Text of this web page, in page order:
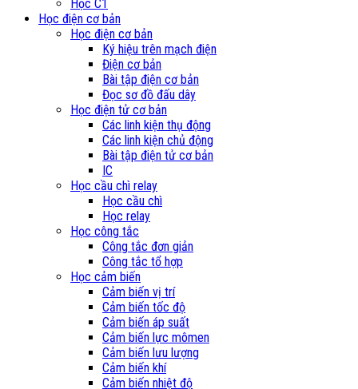
Học C1
Học điện cơ bản
Học điện cơ bản
Ký hiệu trên mạch điện
Điện cơ bản
Bài tập điện cơ bản
Đọc sơ đồ đấu dây
Học điện tử cơ bản
Các linh kiện thụ động
Các linh kiện chủ động
Bài tập điện tử cơ bản
IC
Học cầu chì relay
Học cầu chì
Học relay
Học công tắc
Công tắc đơn giản
Công tắc tổ hợp
Học cảm biến
Cảm biến vị trí
Cảm biến tốc độ
Cảm biến áp suất
Cảm biến lực mômen
Cảm biến lưu lượng
Cảm biến khí
Cảm biến nhiệt độ